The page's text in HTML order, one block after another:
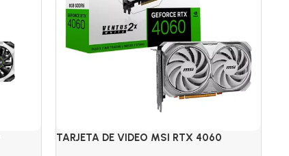
TARJETA DE VIDEO MSI RTX 4060